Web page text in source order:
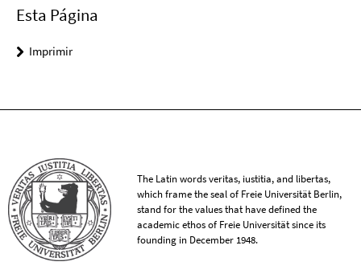
Esta Página
Imprimir
The Latin words veritas, iustitia, and libertas,
which frame the seal of Freie Universität Berlin,
stand for the values that have defined the
academic ethos of Freie Universität since its
founding in December 1948.